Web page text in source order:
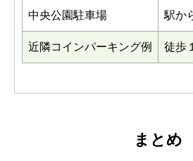
中央公園駐車場 駅か
近隣コインパーキング例 徒歩
まとめ